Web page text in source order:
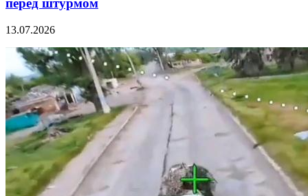
перед штурмом
13.07.2026